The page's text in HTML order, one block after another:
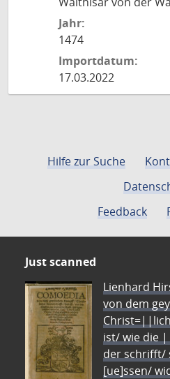
Jahr:
1474
Importdatum:
17.03.2022
Hilfe zur Suche
Feedback
Just scanned
Lienhard
von dem
ist/ wie die
der schrifft/
[ue]ssen/